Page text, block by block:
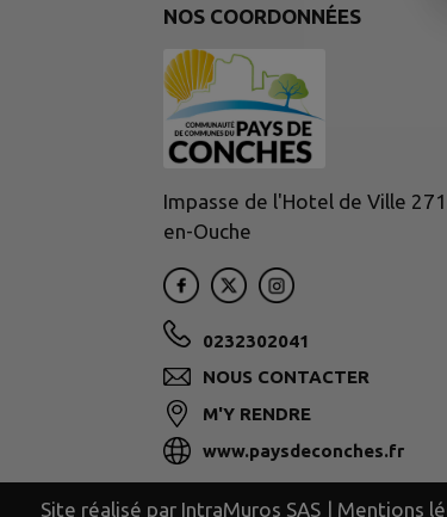
NOS COORDONNÉES
Impasse de l'Hotel de Ville
en-Ouche
0232302041
NOUS CONTACTER
M'Y RENDRE
www.paysdeconches.fr
Site réalisé par IntraMuros SAS | Mentions